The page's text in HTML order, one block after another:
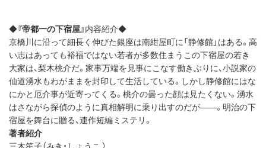
◆『帝都一の下宿屋』内容紹介◆
京橋川に沿って細長く伸びた銀座は南紺屋町に「静修館」はある。高
い志はあっても裕福ではない若者が多数住まうこの下宿屋の若き
大家は、梨木桃介だ。家事万端を見事にこなす働きぶりに、小説家の
仙道湧水もわがままを封印して生活している。しかし静修館にはな
にかと厄介事が近寄ってくる。桃介の曇った顔は見たくない。湧水
はさながら探偵のように真相解明に乗り出すのだが――。明治の下
宿屋を舞台に贈る、連作短編ミステリ。
著者紹介